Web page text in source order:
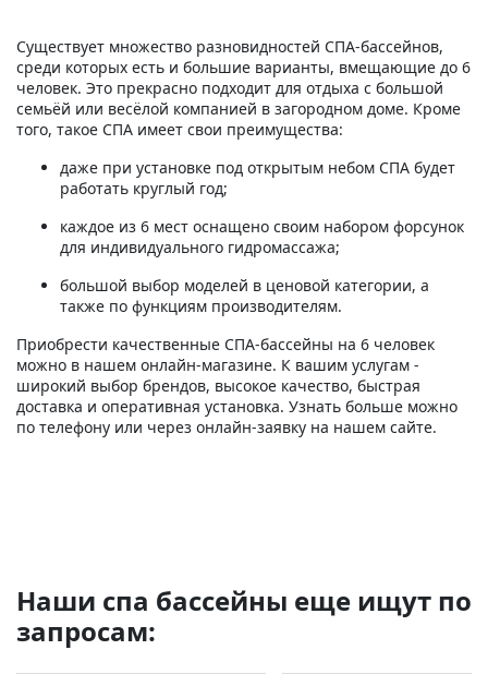
Существует множество разновидностей СПА-бассейнов,
среди которых есть и большие варианты, вмещающие до 6
человек. Это прекрасно подходит для отдыха с большой
семьёй или весёлой компанией в загородном доме. Кроме
того, такое СПА имеет свои преимущества:
даже при установке под открытым небом СПА будет
работать круглый год;
каждое из 6 мест оснащено своим набором форсунок
для индивидуального гидромассажа;
большой выбор моделей в ценовой категории, а
также по функциям производителям.
Приобрести качественные СПА-бассейны на 6 человек
можно в нашем онлайн-магазине. К вашим услугам -
широкий выбор брендов, высокое качество, быстрая
доставка и оперативная установка. Узнать больше можно
по телефону или через онлайн-заявку на нашем сайте.
Наши спа бассейны еще ищут по
запросам: